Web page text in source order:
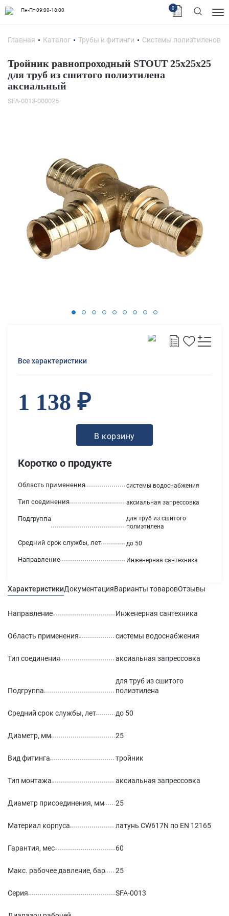
Пн-Пт 09:00-18:00 0
Главная Каталог Трубы и фитинги Системы
Тройник равнопроходный STOUT 25x25x25
для труб из сшитого полиэтилена
аксиальный
SFA-0013-000025
Коротко о продукте
Направление Инженерная сантехника
Область применения системы водоснабжения
Тип соединения аксиальная запрессовка
Подгруппа
для труб из сшитого
полиэтилена
Средний срок службы, лет до 50
Все характеристики
1 138 ₽
В корзину
ХарактеристикиДокументацияВарианты товаровОтзывы
Направление Инженерная сантехника
Область применения системы водоснабжения
Тип соединения аксиальная запрессовка
Подгруппа
для труб из сшитого
полиэтилена
Средний срок службы, лет до 50
Диаметр, мм 25
Вид фитинга тройник
Тип монтажа аксиальная запрессовка
Диаметр присоединения, мм 25
Материал корпуса латунь CW617N по EN 12165
Гарантия, мес 60
Макс. рабочее давление, бар 25
Серия SFA-0013